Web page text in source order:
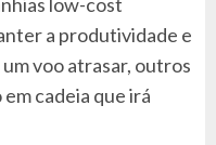
a produtividade e
voo atrasar, outros
cadeia que irá